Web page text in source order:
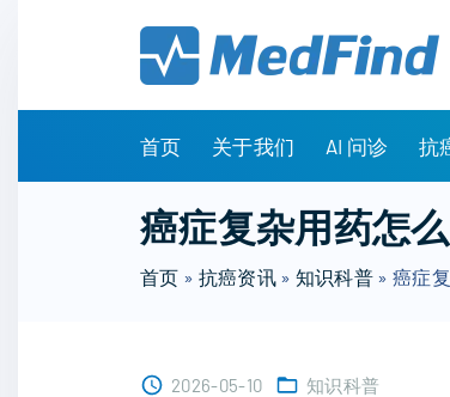
首页 关于我们 AI 问诊 抗
癌症复杂用药怎
首页 » 抗癌资讯» 知识科普 »癌症
2026-05-10 知识科普